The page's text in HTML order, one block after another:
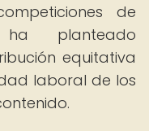
de
ha planteado
equitativa
laboral de los